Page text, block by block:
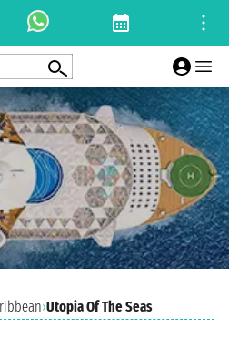
›Utopia Of The Seas